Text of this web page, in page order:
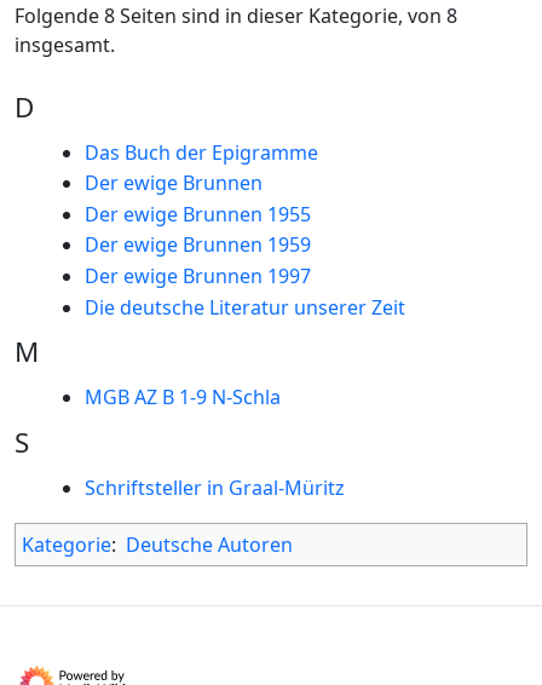
Folgende 8 Seiten sind in dieser Kategorie, von 8
insgesamt.
D
Das Buch der Epigramme
Der ewige Brunnen
Der ewige Brunnen 1955
Der ewige Brunnen 1959
Der ewige Brunnen 1997
Die deutsche Literatur unserer Zeit
M
MGB AZ B 1-9 N-Schla
S
Schriftsteller in Graal-Müritz
Kategorie: Deutsche Autoren